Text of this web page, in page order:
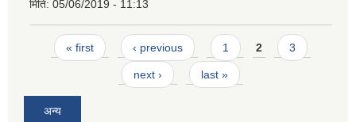
मिति: 05/06/2019 - 11:13
Pages
« first ‹ previous 1 2 3
next › last »
अन्य